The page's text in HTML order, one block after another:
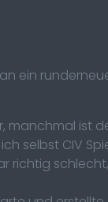
ein
ist
selbst CIV
richtig